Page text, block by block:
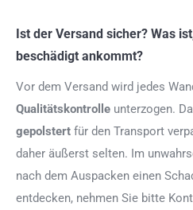
Ist der Versand sicher? Was
beschädigt ankommt?
Vor dem Versand wird jedes
Qualitätskontrolle unterzogen.
gepolstert für den Transport
daher äußerst selten. Im
nach dem Auspacken einen
entdecken, nehmen Sie bitte